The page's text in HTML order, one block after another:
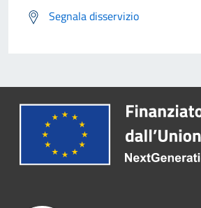
Segnala disservizio